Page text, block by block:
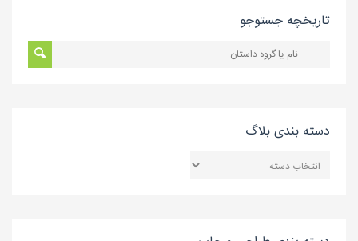
تاریخچه جستوجو
دسته بندی بلاگ
بندی